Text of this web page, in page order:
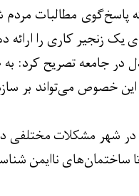
پاسخ‌گوی مطالبات
یک زنجیر کاری را ارائه
در جامعه تصریح کرد:
خصوص می‌تواند بر
شهر مشکلات مختلفی
ساختمان‌های ناایمن